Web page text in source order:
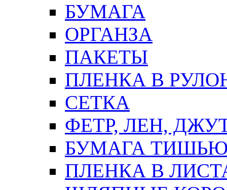
БУМАГА
ОРГАНЗА
ПАКЕТЫ
ПЛЕНКА В
СЕТКА
ФЕТР, ЛЕН,
БУМАГА
ПЛЕНКА В